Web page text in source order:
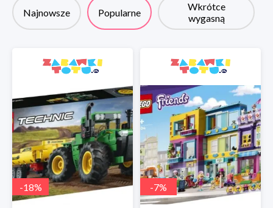
Najnowsze Popularne
Wkrótce
wygasną
-18% -7%